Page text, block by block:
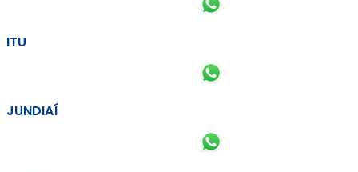
ITU
JUNDIAÍ